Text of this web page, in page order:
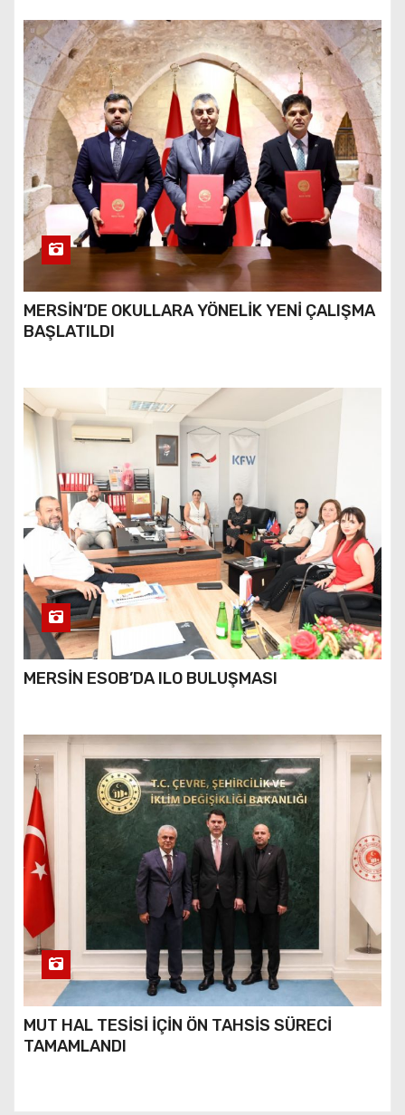
MERSİN’DE OKULLARA YÖNELİK YENİ ÇALIŞMA
BAŞLATILDI
MERSİN ESOB’DA ILO BULUŞMASI
MUT HAL TESİSİ İÇİN ÖN TAHSİS SÜRECİ
TAMAMLANDI